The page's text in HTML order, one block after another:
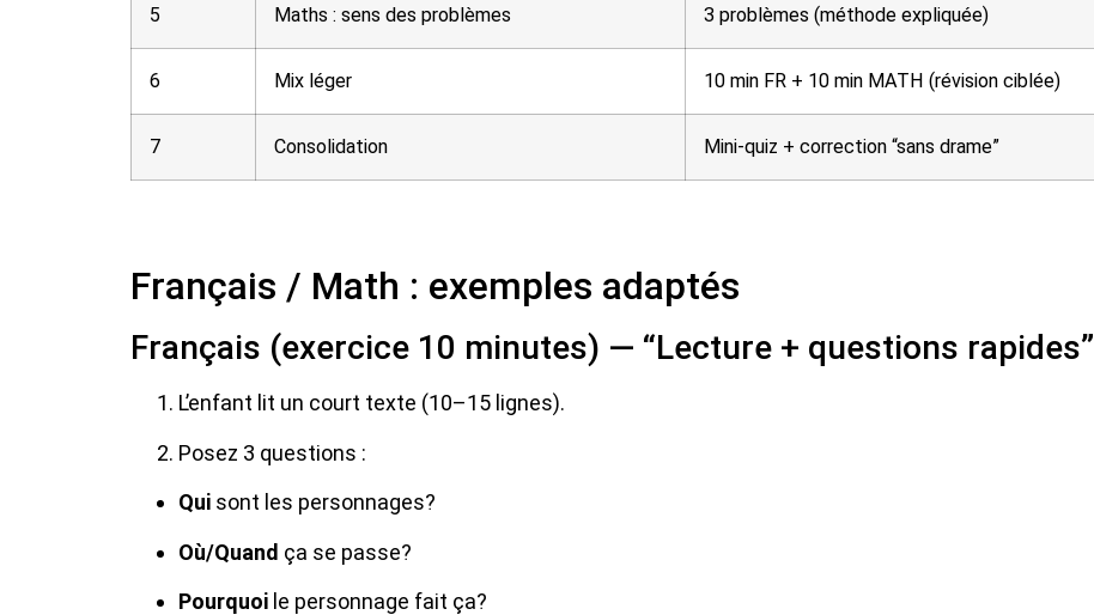
5 Maths : sens des problèmes 3 problèmes (méthode expliquée)
6 Mix léger 10 min FR + 10 min MATH (révision ciblée)
7 Consolidation Mini-quiz + correction “sans drame”
Français / Math : exemples adaptés
Français (exercice 10 minutes) — “Lecture + questions rapides”
L’enfant lit un court texte (10–15 lignes).
Posez 3 questions :
Qui sont les personnages?
Où/Quand ça se passe?
Pourquoi le personnage fait ça?